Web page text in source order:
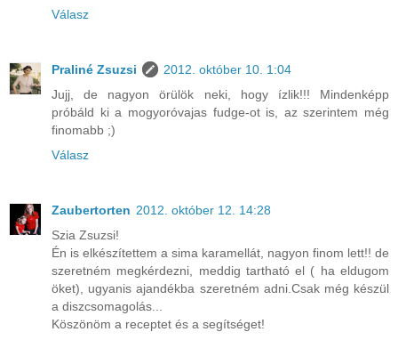
Válasz
Praliné Zsuzsi
2012. október 10. 1:04
Jujj, de nagyon örülök neki, hogy ízlik!!! Mindenképp
próbáld ki a mogyoróvajas fudge-ot is, az szerintem még
finomabb ;)
Válasz
Zaubertorten 2012. október 12. 14:28
Szia Zsuzsi!
Én is elkészítettem a sima karamellát, nagyon finom lett!! de
szeretném megkérdezni, meddig tartható el ( ha eldugom
öket), ugyanis ajandékba szeretném adni.Csak még készül
a diszcsomagolás...
Köszönöm a receptet és a segítséget!